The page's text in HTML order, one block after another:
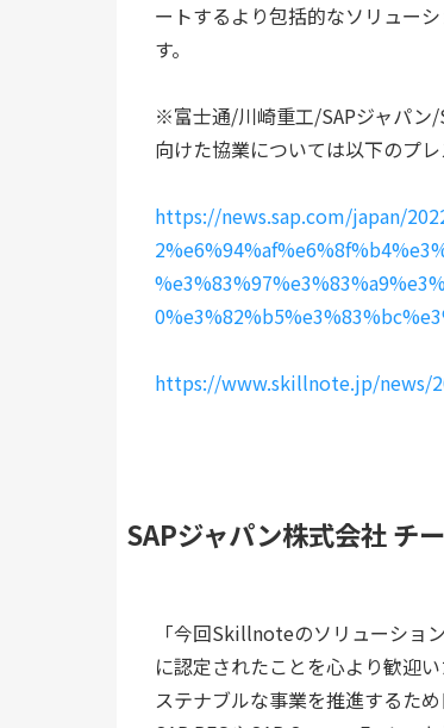
ートするより包括的なソリュー
す。
※富士通/川崎重工/SAPジャパン
向けた協業については以下のプ
https://news.sap.com/japan/
https://www.skillnote.jp/news/
SAPジャパン株式会社 チ
「今回Skillnoteのソリューショ
に認定されたことを心より歓迎
ステナブルな事業を推進するた